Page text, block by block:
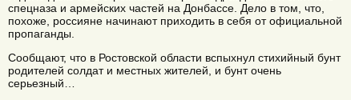
спецназа и армейских частей на Донбассе. Дело в том, что,
похоже, россияне начинают приходить в себя от официальной
пропаганды.
Сообщают, что в Ростовской области вспыхнул стихийный бунт
родителей солдат и местных жителей, и бунт очень
серьезный…